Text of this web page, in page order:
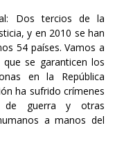
Dos tercios de la
y en 2010 se han
54 países. Vamos a
se garanticen los
en la República
ha sufrido crímenes
de guerra y otras
a manos del